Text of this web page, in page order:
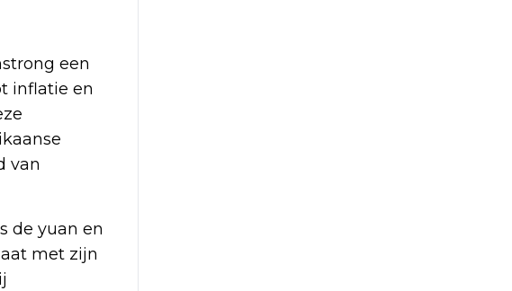
een
inflatie en
van
de yuan en
met zijn